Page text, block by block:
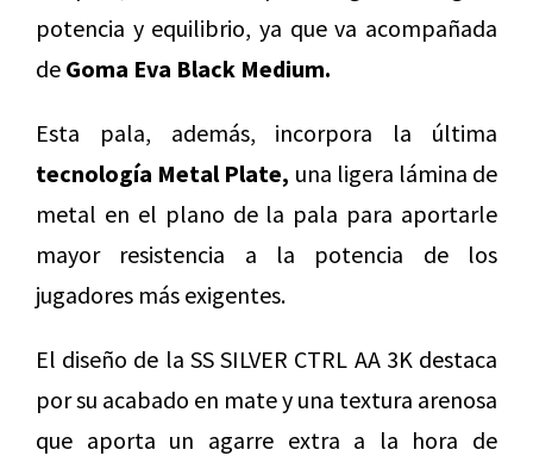
potencia y equilibrio, ya que va acompañada
de Goma Eva Black Medium.
Esta pala, además, incorpora la última
tecnología Metal Plate, una ligera lámina de
metal en el plano de la pala para aportarle
mayor resistencia a la potencia de los
jugadores más exigentes.
El diseño de la SS SILVER CTRL AA 3K destaca
por su acabado en mate y una textura arenosa
que aporta un agarre extra a la hora de